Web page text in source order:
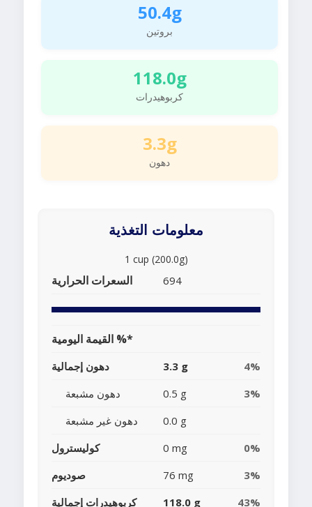
50.4g
بروتين
118.0g
كربوهيدرات
3.3g
دهون
معلومات التغذية
1 cup (200.0g)
السعرات الحرارية 694
القيمة اليومية %*
دهون إجمالية 3.3 g
4%
دهون مشبعة
0.5 g
3%
دهون غير مشبعة
0.0 g
كوليسترول
0 mg
0%
صوديوم
76 mg
3%
كربوهيدرات إجمالية
118.0 g 43%